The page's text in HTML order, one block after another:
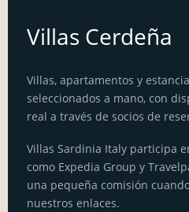
Villas Cerdeña
Villas, apartamentos y
seleccionados a mano, con
real a través de socios de
Villas Sardinia Italy participa
como Expedia Group y
una pequeña comisión
nuestros enlaces.